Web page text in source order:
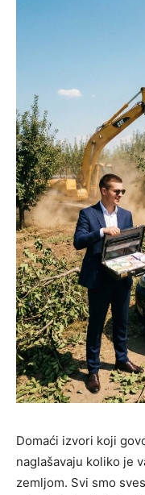
Domaći izvori koji
naglašavaju koliko je
zemljom. Svi smo